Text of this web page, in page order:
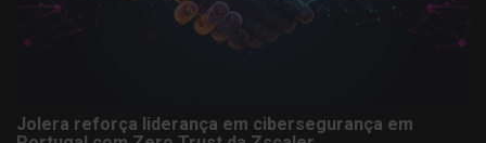
Jolera reforça liderança em cibersegurança em